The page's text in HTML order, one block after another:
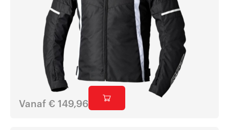
Vanaf € 149,96